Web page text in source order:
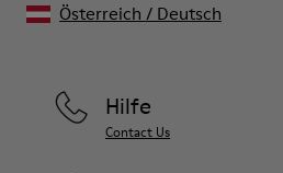
Hilfe
Contact Us
Österreich / Deutsch